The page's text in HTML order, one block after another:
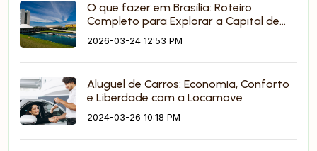
O que fazer em Brasília: Roteiro
Completo para Explorar a Capital de
Carro (Edição 2026)
2026-03-24 12:53 PM
Aluguel de Carros: Economia, Conforto
e Liberdade com a Locamove
2024-03-26 10:18 PM